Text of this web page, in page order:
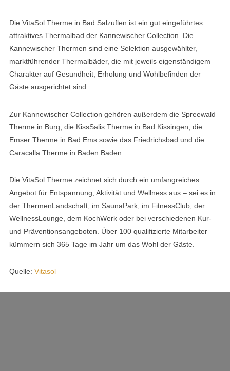
Die VitaSol Therme in Bad Salzuflen ist ein gut eingeführtes
attraktives Thermalbad der Kannewischer Collection. Die
Kannewischer Thermen sind eine Selektion ausgewählter,
marktführender Thermalbäder, die mit jeweils eigenständigem
Charakter auf Gesundheit, Erholung und Wohlbefinden der
Gäste ausgerichtet sind.
Zur Kannewischer Collection gehören außerdem die Spreewald
Therme in Burg, die KissSalis Therme in Bad Kissingen, die
Emser Therme in Bad Ems sowie das Friedrichsbad und die
Caracalla Therme in Baden Baden.
Die VitaSol Therme zeichnet sich durch ein umfangreiches
Angebot für Entspannung, Aktivität und Wellness aus – sei es in
der ThermenLandschaft, im SaunaPark, im FitnessClub, der
WellnessLounge, dem KochWerk oder bei verschiedenen Kur-
und Präventionsangeboten. Über 100 qualifizierte Mitarbeiter
kümmern sich 365 Tage im Jahr um das Wohl der Gäste.
Quelle: Vitasol